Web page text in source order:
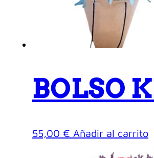
BOLSO
55,00 € Añadir al carrito